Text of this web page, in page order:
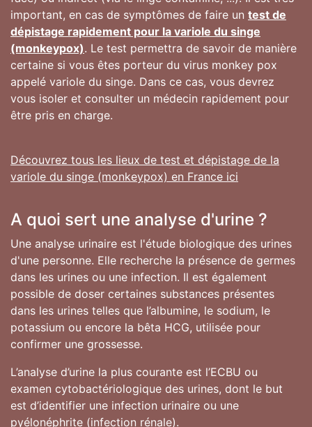
important, en cas de symptômes de faire un test de
dépistage rapidement pour la variole du singe
(monkeypox). Le test permettra de savoir de manière
certaine si vous êtes porteur du virus monkey pox
appelé variole du singe. Dans ce cas, vous devrez
vous isoler et consulter un médecin rapidement pour
être pris en charge.
Découvrez tous les lieux de test et dépistage de la
variole du singe (monkeypox) en France ici
A quoi sert une analyse d'urine ?
Une analyse urinaire est l'étude biologique des urines
d'une personne. Elle recherche la présence de germes
dans les urines ou une infection. Il est également
possible de doser certaines substances présentes
dans les urines telles que l’albumine, le sodium, le
potassium ou encore la bêta HCG, utilisée pour
confirmer une grossesse.
L’analyse d’urine la plus courante est l’ECBU ou
examen cytobactériologique des urines, dont le but
est d’identifier une infection urinaire ou une
pyélonéphrite (infection rénale).